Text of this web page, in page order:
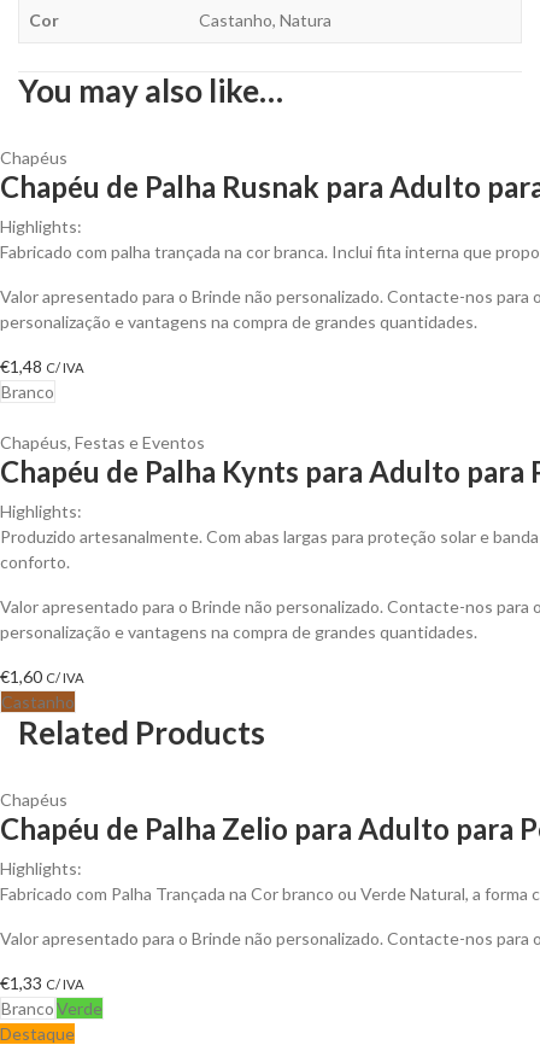
Cor Castanho, Natura
You may also like…
Chapéus
Chapéu de Palha Rusnak para Adulto
Highlights:
Fabricado com palha trançada na cor branca. Inclui fita interna que
Valor apresentado para o Brinde não personalizado. Contacte-nos para
personalização e vantagens na compra de grandes quantidades.
€1,48 C/ IVA
Branco
Chapéus, Festas e Eventos
Chapéu de Palha Kynts para Adulto para
Highlights:
Produzido artesanalmente. Com abas largas para proteção solar e
conforto.
Valor apresentado para o Brinde não personalizado. Contacte-nos para
personalização e vantagens na compra de grandes quantidades.
€1,60 C/ IVA
Castanho
Related Products
Chapéus
Chapéu de Palha Zelio para Adulto para
Highlights:
Fabricado com Palha Trançada na Cor branco ou Verde Natural, a
Valor apresentado para o Brinde não personalizado. Contacte-nos
€1,33 C/ IVA
BrancoVerde
Destaque